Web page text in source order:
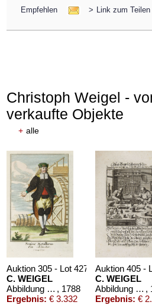
Empfehlen > Link zum Teilen
Christoph Weigel -
verkaufte Objekte
+ alle
Auktion 305 - Lot 427
C. WEIGEL
Abbildung aller Berg- und Hütten-Beamten. 1788. , 1788
Ergebnis: € 3.332
Auktion 405 -
C. WEIGEL
Abbildung der gemein-nützlichen Haupt-Stände. 1698 ,
Ergebnis: €